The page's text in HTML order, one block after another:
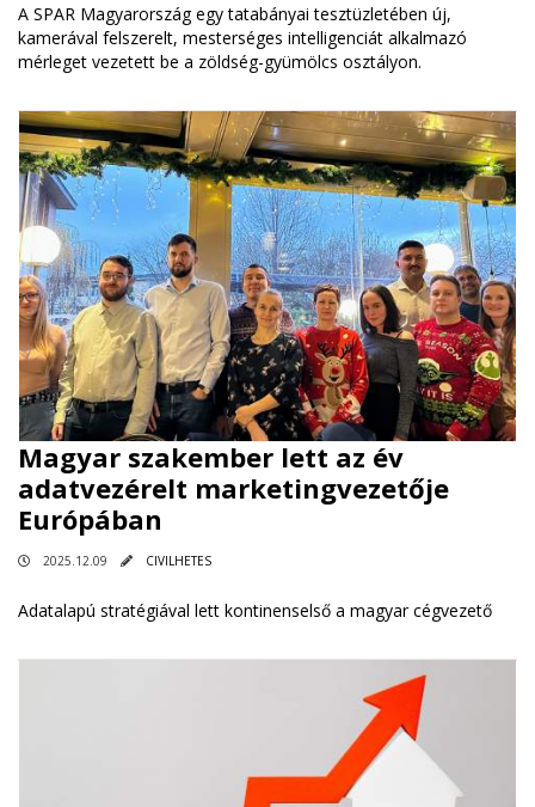
A SPAR Magyarország egy tatabányai tesztüzletében új,
kamerával felszerelt, mesterséges intelligenciát alkalmazó
mérleget vezetett be a zöldség-gyümölcs osztályon.
Magyar szakember lett az év
adatvezérelt marketingvezetője
Európában
2025.12.09 CIVILHETES
Adatalapú stratégiával lett kontinenselső a magyar cégvezető